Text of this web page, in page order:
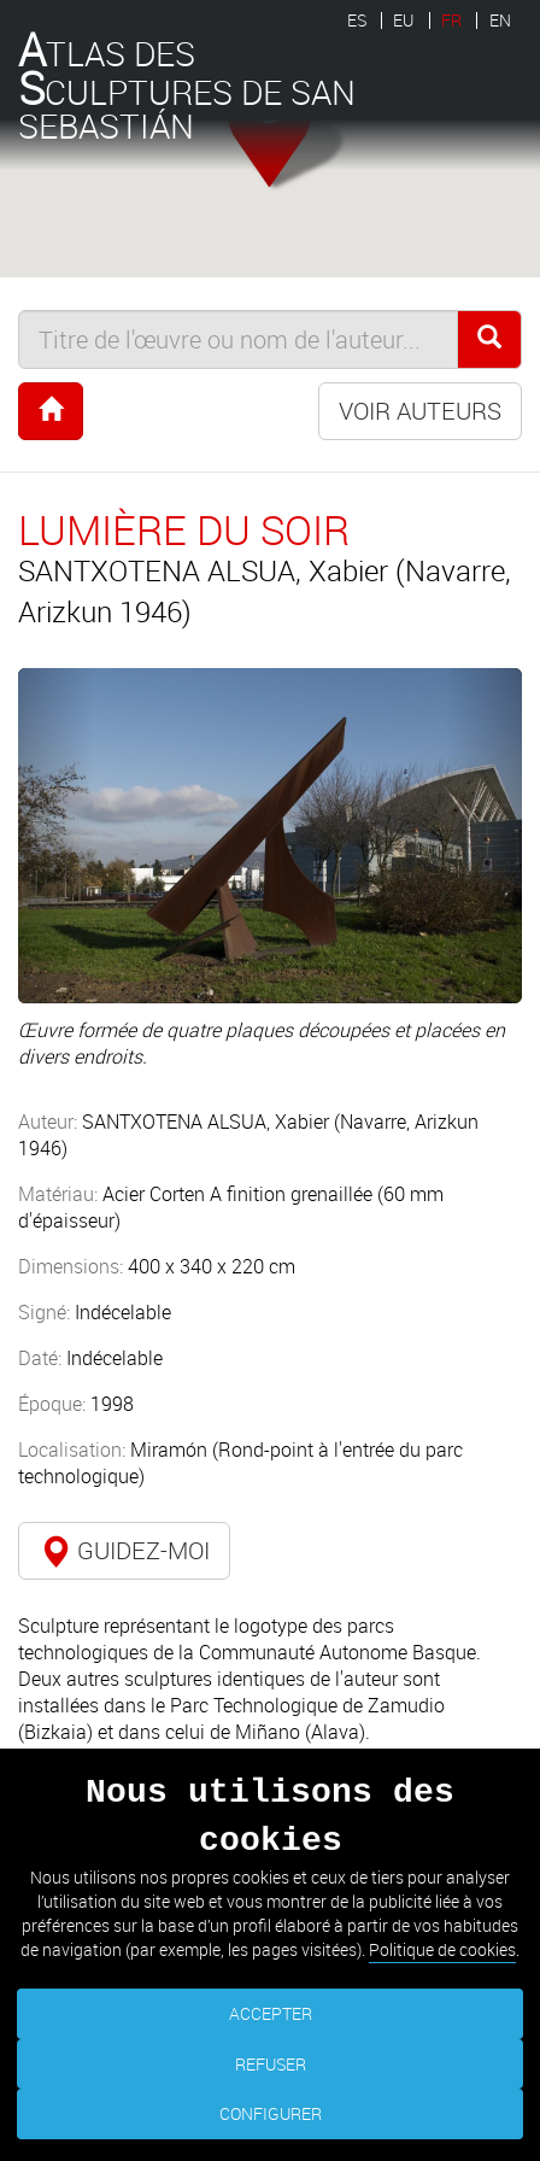
ATLAS DES
SCULPTURES DE SAN
SEBASTIÁN
ES EU FR EN
VOIR AUTEURS
LUMIÈRE DU SOIR
SANTXOTENA ALSUA, Xabier (Navarre,
Arizkun 1946)
Œuvre formée de quatre plaques découpées et placées en
divers endroits.
Auteur: SANTXOTENA ALSUA, Xabier (Navarre, Arizkun
1946)
Matériau:Acier Corten A finition grenaillée (60 mm
d'épaisseur)
Dimensions:400 x 340 x 220 cm
Signé: Indécelable
Daté: Indécelable
Époque: 1998
Localisation: Miramón (Rond-point à l'entrée du parc
technologique)
GUIDEZ-MOI
Sculpture représentant le logotype des parcs
technologiques de la Communauté Autonome Basque.
Deux autres sculptures identiques de l'auteur sont
installées dans le Parc Technologique de Zamudio
(Bizkaia) et dans celui de Miñano (Alava).
PRÉCÉDENT
ALLER À LA LISTE
Nous utilisons des
cookies
Nous utilisons nos propres cookies et ceux de tiers pour analyser
l’utilisation du site web et vous montrer de la publicité liée à vos
préférences sur la base d’un profil élaboré à partir de vos habitudes
de navigation (par exemple, les pages visitées). Politique de cookies.
CONFIGURER
REFUSER
ACCEPTER